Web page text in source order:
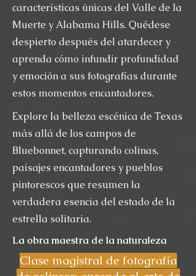
características únicas del Valle de la
Muerte y Alabama Hills. Quédese
despierto después del atardecer y
aprenda cómo infundir profundidad
y emoción a sus fotografías durante
estos momentos encantadores.
Explore la belleza escénica de Texas
más allá de los campos de
Bluebonnet, capturando colinas,
paisajes encantadores y pueblos
pintorescos que resumen la
verdadera esencia del estado de la
estrella solitaria.
La obra maestra de la naturaleza
Clase magistral de fotografía